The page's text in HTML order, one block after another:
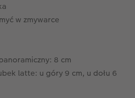
w zmywarce
8 cm
latte: u góry 9 cm, u dołu 6